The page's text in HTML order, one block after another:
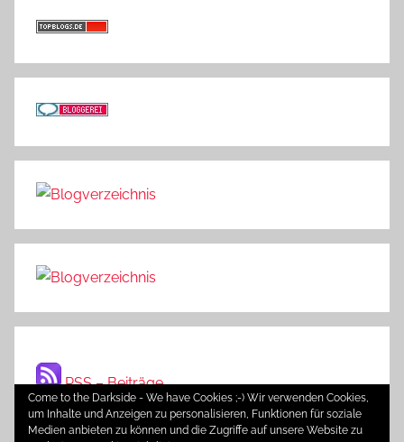
RSS – Beiträge
Come to the Darkside - We have Cookies ;-) Wir verwenden Cookies,
um Inhalte und Anzeigen zu personalisieren, Funktionen für soziale
Medien anbieten zu können und die Zugriffe auf unsere Website zu